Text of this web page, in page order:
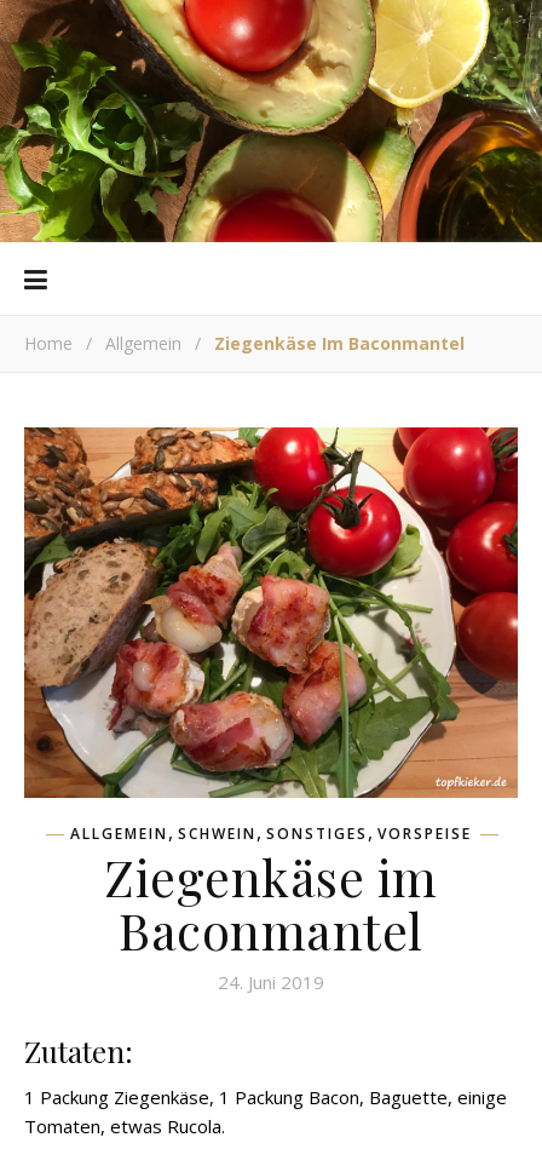
Home / Allgemein / Ziegenkäse Im Baconmantel
ALLGEMEIN, SCHWEIN, SONSTIGES , VORSPEISE
Ziegenkäse im
Baconmantel
24. Juni 2019
Zutaten:
1 Packung Ziegenkäse, 1 Packung Bacon, Baguette, einige
Tomaten, etwas Rucola.